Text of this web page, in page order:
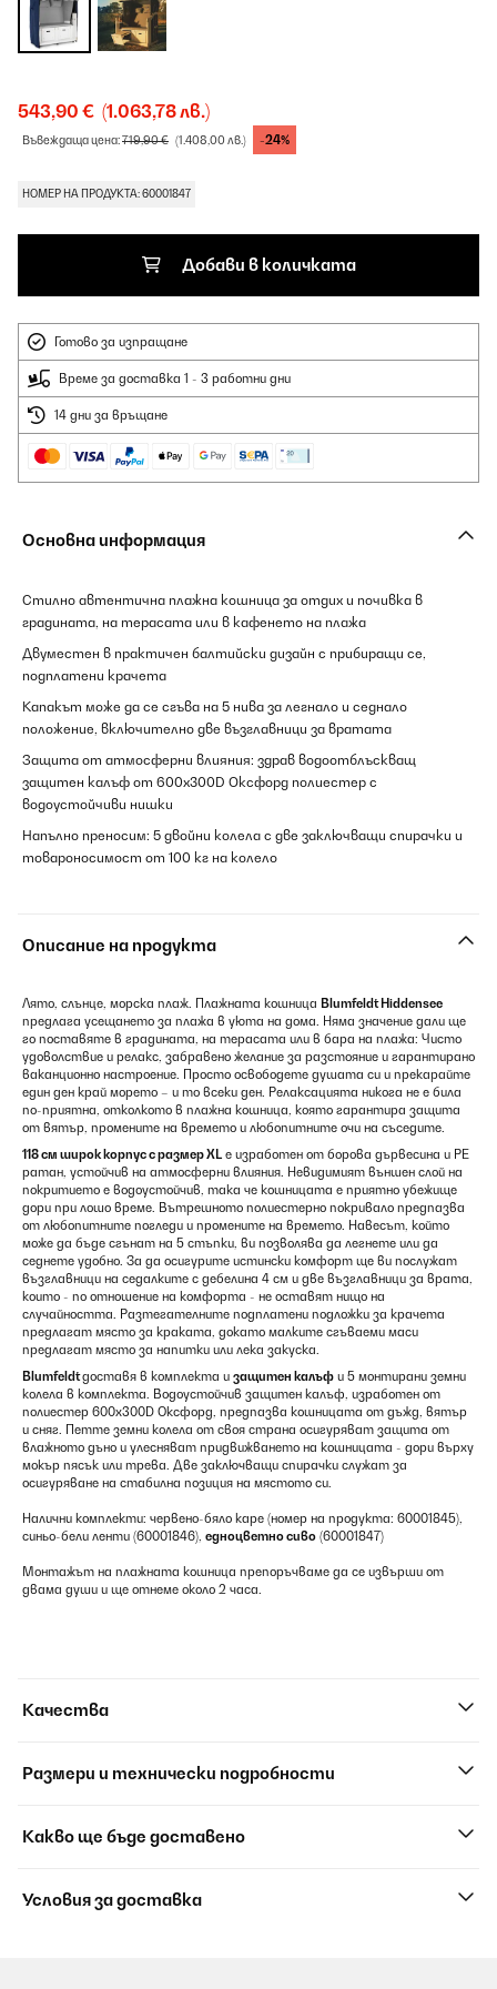
543,90 € (1.063,78 лв.)
Въвеждаща цена:719,90 € (1.408,00 лв.) -24%
НОМЕР НА ПРОДУКТА: 60001847
Добави в количката
Готово за изпращане
Време за доставка 1 - 3 работни дни
14 дни за връщане
Основна информация
Стилно автентична плажна кошница за отдих и почивка в
градината, на терасата или в кафенето на плажа
Двуместен в практичен балтийски дизайн с прибиращи се,
подплатени крачета
Капакът може да се сгъва на 5 нива за легнало и седнало
положение, включително две възглавници за вратата
Защита от атмосферни влияния: здрав водоотблъскващ
защитен калъф от 600x300D Оксфорд полиестер с
водоустойчиви нишки
Напълно преносим: 5 двойни колела с две заключващи спирачки и
товароносимост от 100 кг на колело
Описание на продукта
Лято, слънце, морска плаж. Плажната кошница Blumfeldt Hiddensee
предлага усещането за плажа в уюта на дома. Няма значение дали ще
го поставяте в градината, на терасата или в бара на плажа: Чисто
удоволствие и релакс, забравено желание за разстояние и гарантирано
ваканционно настроение. Просто освободете душата си и прекарайте
един ден край морето – и то всеки ден. Релаксацията никога не е била
по-приятна, отколкото в плажна кошница, която гарантира защита
от вятър, промените на времето и любопитните очи на съседите.
118 см широк корпус с размер XL е изработен от борова дървесина и PE
ратан, устойчив на атмосферни влияния. Невидимият външен слой на
покритието е водоустойчив, така че кошницата е приятно убежище
дори при лошо време. Вътрешното полиестерно покривало предпазва
от любопитните погледи и промените на времето. Навесът, който
може да бъде сгънат на 5 стъпки, ви позволява да легнете или да
седнете удобно. За да осигурите истински комфорт ще ви послужат
възглавници на седалките с дебелина 4 см и две възглавници за врата,
които - по отношение на комфорта - не оставят нищо на
случайността. Разтегателните подплатени подложки за крачета
предлагат място за краката, докато малките сгъваеми маси
предлагат място за напитки или лека закуска.
Blumfeldtдоставя в комплекта и защитен калъф и 5 монтирани земни
колела в комплекта. Водоустойчив защитен калъф, изработен от
полиестер 600x300D Оксфорд, предпазва кошницата от дъжд, вятър
и сняг. Петте земни колела от своя страна осигуряват защита от
влажното дъно и улесняват придвижването на кошницата - дори върху
мокър пясък или трева. Две заключващи спирачки служат за
осигуряване на стабилна позиция на мястото си.
Налични комплекти: червено-бяло каре (номер на продукта: 60001845),
синьо-бели ленти (60001846), едноцветно сиво (60001847)
Монтажът на плажната кошница препоръчваме да се извърши от
двама души и ще отнеме около 2 часа.
Качества
Размери и технически подробности
Какво ще бъде доставено
Условия за доставка